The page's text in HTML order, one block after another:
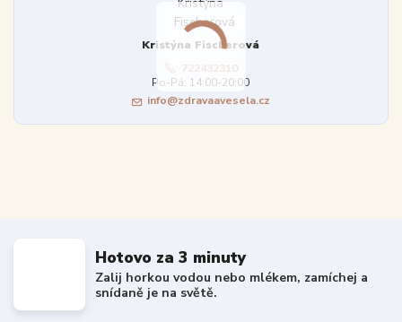
Kristýna Fischerová
722432310
Po-Pá: 14:00-20:00
info@zdravaavesela.cz
Hotovo za 3 minuty
Zalij horkou vodou nebo mlékem, zamíchej a
snídaně je na světě.